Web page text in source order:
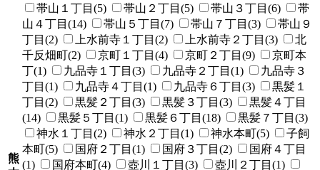
熊
帯山１丁目(5)
帯山２丁目(5) 帯山３丁目(6)
帯
山４丁目(14)
帯山５丁目(7) 帯山７丁目(3)
帯山９
丁目(2)
上水前寺１丁目(2) 上水前寺２丁目(3)
北
千反畑町(2)
京町１丁目(4) 京町２丁目(9)
京町本
丁(1)
九品寺１丁目(3) 九品寺２丁目(1)
九品寺３
丁目(1)
九品寺４丁目(1) 九品寺６丁目(3)
黒髪１
丁目(2)
黒髪２丁目(3) 黒髪３丁目(3)
黒髪４丁目
(14)
黒髪５丁目(1) 黒髪６丁目(18)
黒髪７丁目(3)
神水１丁目(2)
神水２丁目(1) 神水本町(5)
子飼
本町(5)
国府２丁目(1) 国府３丁目(2)
国府４丁目
(1)
国府本町(4) 壺川１丁目(3)
壺川２丁目(1)